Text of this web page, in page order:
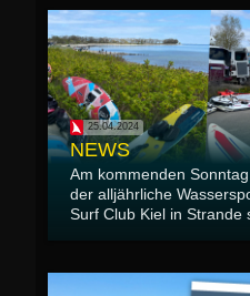
25.04.2024
NEWS
Am kommenden
der alljährliche
Surf Club Kiel in Strande